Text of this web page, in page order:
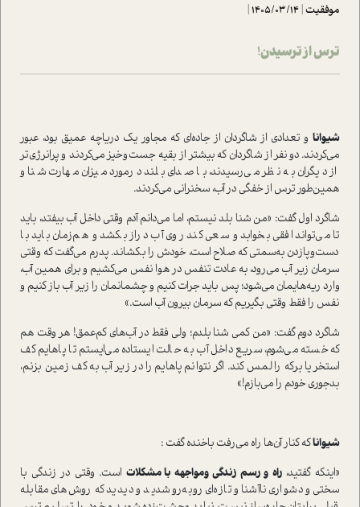
موفقیت|
1405/03/14
|
ترس از ترسیدن!
شیوانا و تعدادی از شاگردان از جاده‌ای که مجاور یک دریاچه عمیق بود، عبور
می‌کردند. دو نفر از شاگردان که بیشتر از بقیه جست‌وخیز می‌کردند و پرانرژی‌تر
از دیگران به نظر می‌رسیدند، با صدای بلند درمورد میزان مهارت شنا و
همین‌طور ترس از خفگی در آب، سخنرانی می‌کردند.
شاگرد اول گفت: «من شنا بلد نیستم، اما می‌دانم آدم وقتی داخل آب بیفتد، باید
تا می‌تواند افقی بخوابد و سعی کند روی آب دراز بکشد و هم‌زمان باید با
دست‌وپازدن به‌سمتی که صلاح است، خودش را بکشاند. پدرم می‌گفت که وقتی
سرمان زیر آب می‌رود، به عادت تنفس در هوا نفس می‌کشیم و برای همین آب،
وارد ریه‌هایمان می‌شود؛ پس باید جرات کنیم و چشمانمان را زیر آب باز کنیم و
نفس را فقط وقتی بگیریم که سرمان بیرون آب است.»
شاگرد دوم گفت: «من کمی شنا بلدم؛ ولی فقط در آب‌های کم‌عمق! هر وقت هم
که خسته می‌شوم، سریع داخل آب به حالت ایستاده می‌ایستم تا پاهایم کف
استخر یا برکه را لمس کند. اگر نتوانم پاهایم را در زیر آب به کف زمین بزنم،
بدجوری خودم را می‌بازم!»
شیواناکه کنار آن‌ها راه می‌رفت باخنده گفت :
«اینکه گفتید،راه و رسم زندگی ومواجهه با مشکلات است. وقتی در زندگی با
سختی و دشواری ناآشنا و تازه‌ای روبه‌رو شدید و دیدید که روش‌های مقابله